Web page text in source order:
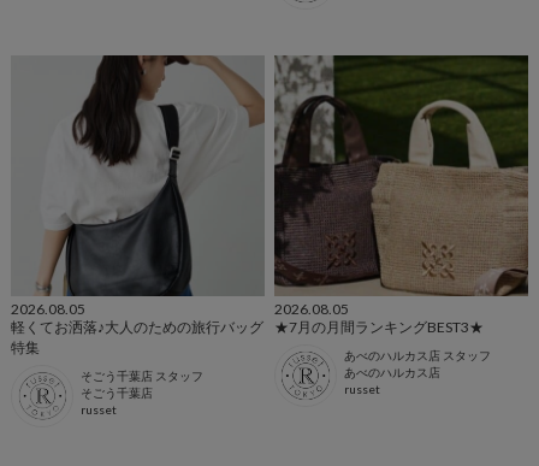
2026.08.05
軽くてお洒落♪大人のための旅行バッグ
特集
そごう千葉店 スタッフ
そごう千葉店
russet
2026.08.05
★7月の月間ランキングBEST3★
あべのハルカス店 スタッフ
あべのハルカス店
russet